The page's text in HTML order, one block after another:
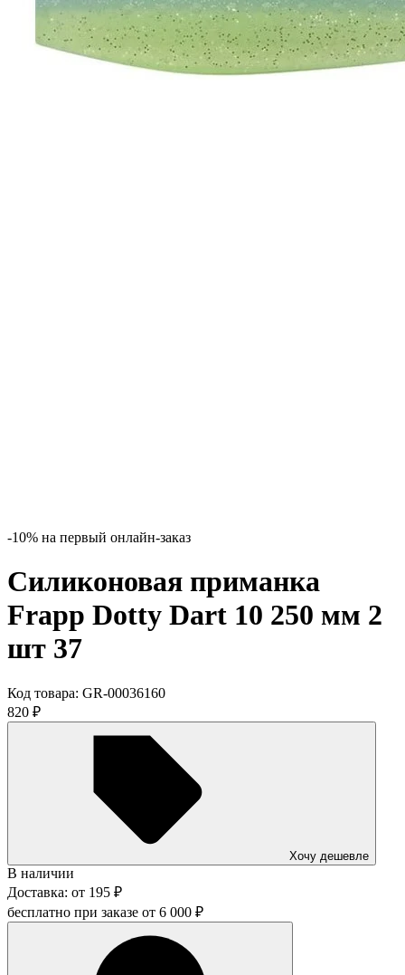
-10% на первый онлайн-заказ
Силиконовая приманка
Frapp Dotty Dart 10 250 мм 2
шт 37
Код товара: GR-00036160
820 ₽
Хочу дешевле
В наличии
Доставка: от 195 ₽
бесплатно при заказе от 6 000 ₽